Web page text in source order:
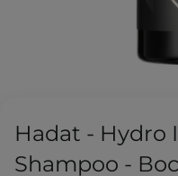
Hadat - Hydro
Shampoo -